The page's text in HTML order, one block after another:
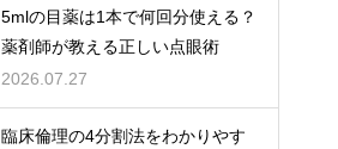
5mlの目薬は1本で何回分使える？
薬剤師が教える正しい点眼術
2026.07.27
臨床倫理の4分割法をわかりやす